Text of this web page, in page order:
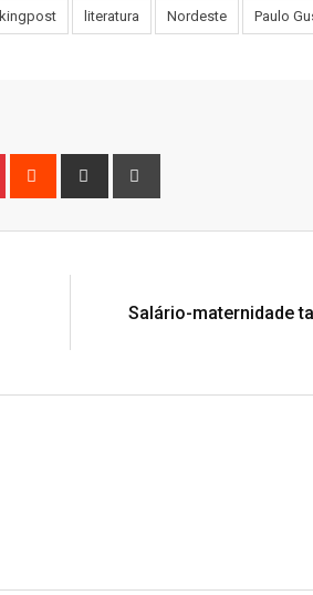
kingpost literatura Nordeste Paulo
Pinterest Reddit
Share
Salário-maternidade